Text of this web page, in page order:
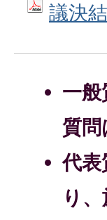
議決
一
質問
代
り